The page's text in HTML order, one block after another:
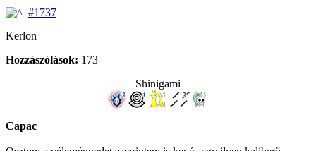
#1737
Kerlon
Hozzászólások: 173
Shinigami
Capac